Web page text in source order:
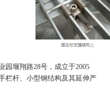
园堰翔路28号，成立于2005
栏杆、小型钢结构及其延伸产